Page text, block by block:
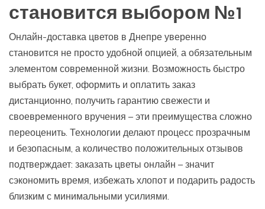
становится выбором №1
Онлайн-доставка цветов в Днепре уверенно
становится не просто удобной опцией, а обязательным
элементом современной жизни. Возможность быстро
выбрать букет, оформить и оплатить заказ
дистанционно, получить гарантию свежести и
своевременного вручения – эти преимущества сложно
переоценить. Технологии делают процесс прозрачным
и безопасным, а количество положительных отзывов
подтверждает: заказать цветы онлайн – значит
сэкономить время, избежать хлопот и подарить радость
близким с минимальными усилиями.